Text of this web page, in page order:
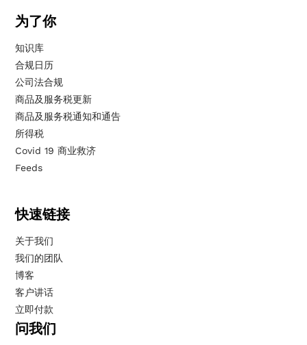
为了你
知识库
合规日历
公司法合规
商品及服务税更新
商品及服务税通知和通告
所得税
Covid 19 商业救济
Feeds
快速链接
关于我们
我们的团队
博客
客户讲话
立即付款
问我们